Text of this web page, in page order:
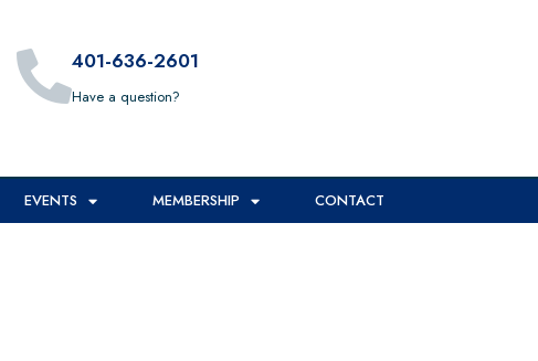
401-636-2601
Have a question?
EVENTS MEMBERSHIP CONTACT